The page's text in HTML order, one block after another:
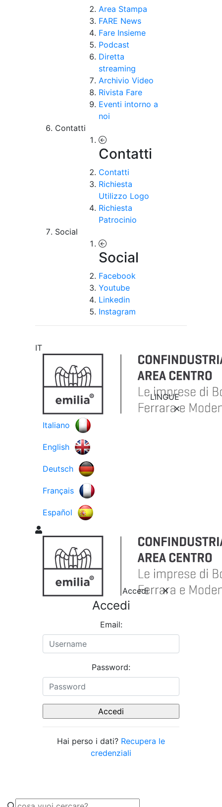
Area Stampa
FARE News
Fare Insieme
Podcast
Diretta
streaming
Archivio Video
Rivista Fare
Eventi intorno a
noi
Contatti
Contatti
Contatti
Richiesta
Utilizzo Logo
Richiesta
Patrocinio
Social
Social
Facebook
Youtube
Linkedin
Instagram
IT
LINGUE
Italiano
English
Deutsch
Français
Español
Accedi
Accedi
Email:
Password:
Hai perso i dati? Recupera le
credenziali